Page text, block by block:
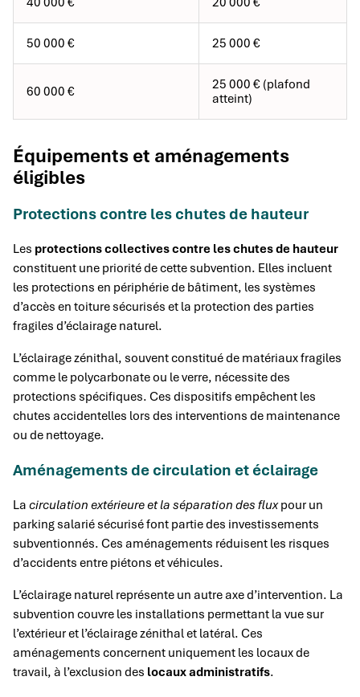
50 000 € 25 000 €
60 000 €
25 000 € (plafond
atteint)
Équipements et aménagements
éligibles
Protections contre les chutes de hauteur
Les protections collectives contre les chutes de hauteur
constituent une priorité de cette subvention. Elles incluent
les protections en périphérie de bâtiment, les systèmes
d’accès en toiture sécurisés et la protection des parties
fragiles d’éclairage naturel.
L’éclairage zénithal, souvent constitué de matériaux fragiles
comme le polycarbonate ou le verre, nécessite des
protections spécifiques. Ces dispositifs empêchent les
chutes accidentelles lors des interventions de maintenance
ou de nettoyage.
Aménagements de circulation et éclairage
La circulation extérieure et la séparation des fluxpour un
parking salarié sécurisé font partie des investissements
subventionnés. Ces aménagements réduisent les risques
d’accidents entre piétons et véhicules.
L’éclairage naturel représente un autre axe d’intervention. La
subvention couvre les installations permettant la vue sur
l’extérieur et l’éclairage zénithal et latéral. Ces
aménagements concernent uniquement les locaux de
travail, à l’exclusion des locaux administratifs.